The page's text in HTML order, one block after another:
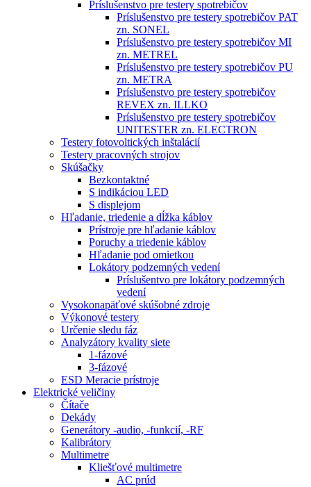
Príslušenstvo pre testery spotrebičov
Príslušenstvo pre testery spotrebičov PAT
zn. SONEL
Príslušenstvo pre testery spotrebičov MI
zn. METREL
Príslušenstvo pre testery spotrebičov PU
zn. METRA
Príslušenstvo pre testery spotrebičov
REVEX zn. ILLKO
Príslušenstvo pre testery spotrebičov
UNITESTER zn. ELECTRON
Testery fotovoltických inštalácií
Testery pracovných strojov
Skúšačky
Bezkontaktné
S indikáciou LED
S displejom
Hľadanie, triedenie a dĺžka káblov
Prístroje pre hľadanie káblov
Poruchy a triedenie káblov
Hľadanie pod omietkou
Lokátory podzemných vedení
Príslušentvo pre lokátory podzemných
vedení
Vysokonapäťové skúšobné zdroje
Výkonové testery
Určenie sledu fáz
Analyzátory kvality siete
1-fázové
3-fázové
ESD Meracie prístroje
Elektrické veličiny
Čítače
Dekády
Generátory -audio, -funkcií, -RF
Kalibrátory
Multimetre
Kliešťové multimetre
AC prúd